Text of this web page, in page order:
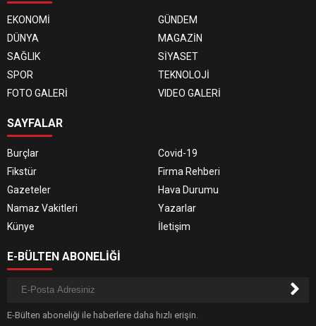
EKONOMİ
GÜNDEM
DÜNYA
MAGAZİN
SAĞLIK
SİYASET
SPOR
TEKNOLOJİ
FOTO GALERİ
VIDEO GALERİ
SAYFALAR
Burçlar
Covid-19
Fikstür
Firma Rehberi
Gazeteler
Hava Durumu
Namaz Vakitleri
Yazarlar
Künye
İletişim
E-BÜLTEN ABONELİĞİ
E-Bülten aboneliği ile haberlere daha hızlı erişin.